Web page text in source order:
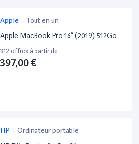
Apple - Tout en un
Apple MacBook Pro 16” (2019) 512Go
312 offres à partir de :
397,00 €
HP - Ordinateur portable